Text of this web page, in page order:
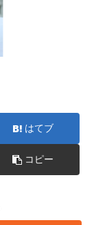
はてブ
コピー